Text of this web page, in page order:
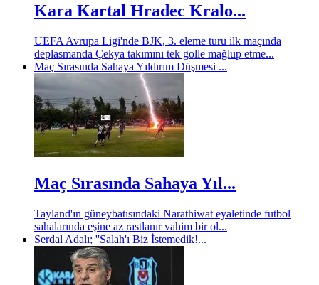
Kara Kartal Hradec Kralo...
UEFA Avrupa Ligi'nde BJK, 3. eleme turu ilk maçında
deplasmanda Çekya takımını tek golle mağlup etme...
Maç Sırasında Sahaya Yıldırım Düşmesi ...
Maç Sırasında Sahaya Yıl...
Tayland'ın güneybatısındaki Narathiwat eyaletinde futbol
sahalarında eşine az rastlanır vahim bir ol...
Serdal Adalı; ''Salah'ı Biz İstemedik!...